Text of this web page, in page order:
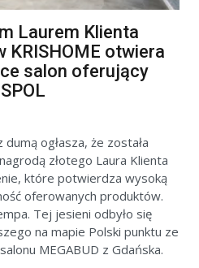
Laurem Klienta
KRISHOME otwiera
salon oferujący
ogłasza, że została
złotego Laura Klienta
które potwierdza wysoką
oferowanych produktów.
Tej jesieni odbyło się
na mapie Polski punktu ze
MEGABUD z Gdańska.